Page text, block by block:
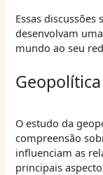
Essas discussões
desenvolvam
mundo ao seu
Geopolítica
O estudo da
compreensão
influenciam as
principais